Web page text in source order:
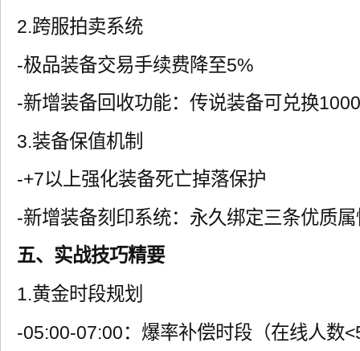
2.跨服拍卖系统
-极品装备交易手续费降至5%
-新增装备回收功能：传说装备可兑换
3.装备保值机制
-+7以上强化装备死亡掉落保护
-新增装备刻印系统：永久绑定三条优质属
五、实战技巧精要
1.黄金时段规划
-05:00-07:00：爆率补偿时段（在线人数